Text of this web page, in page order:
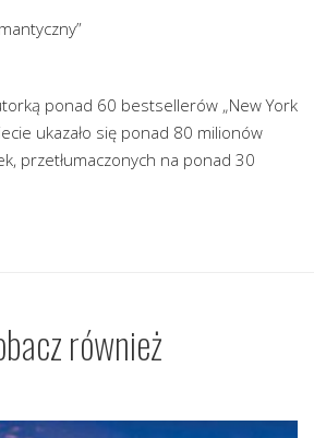
ponad 60 bestsellerów „New York
ukazało się ponad 80 milionów
przetłumaczonych na ponad 30
również